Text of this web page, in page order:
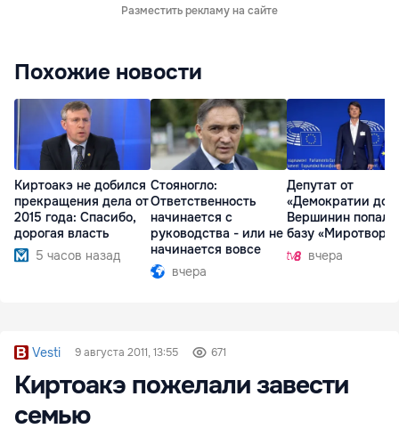
Разместить рекламу на сайте
Похожие новости
Киртоакэ не добился
прекращения дела от
2015 года: Спасибо,
дорогая власть
5 часов назад
Стояногло:
Ответственность
начинается с
руководства - или не
начинается вовсе
вчера
Депутат от
«Демократии
Вершинин попал в
базу
вчера
Vesti 9 августа 2011, 13:55 671
Киртоакэ пожелали завести
семью